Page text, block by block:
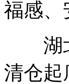
福感、
湖北
清仓起